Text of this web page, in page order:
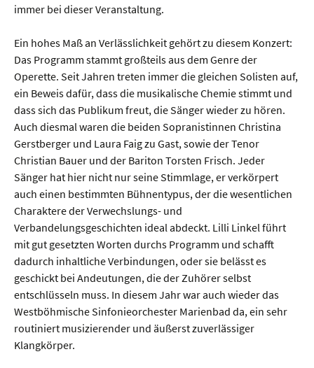
immer bei dieser Veranstaltung.
Ein hohes Maß an Verlässlichkeit gehört zu diesem Konzert:
Das Programm stammt großteils aus dem Genre der
Operette. Seit Jahren treten immer die gleichen Solisten auf,
ein Beweis dafür, dass die musikalische Chemie stimmt und
dass sich das Publikum freut, die Sänger wieder zu hören.
Auch diesmal waren die beiden Sopranistinnen Christina
Gerstberger und Laura Faig zu Gast, sowie der Tenor
Christian Bauer und der Bariton Torsten Frisch. Jeder
Sänger hat hier nicht nur seine Stimmlage, er verkörpert
auch einen bestimmten Bühnentypus, der die wesentlichen
Charaktere der Verwechslungs- und
Verbandelungsgeschichten ideal abdeckt. Lilli Linkel führt
mit gut gesetzten Worten durchs Programm und schafft
dadurch inhaltliche Verbindungen, oder sie belässt es
geschickt bei Andeutungen, die der Zuhörer selbst
entschlüsseln muss. In diesem Jahr war auch wieder das
Westböhmische Sinfonieorchester Marienbad da, ein sehr
routiniert musizierender und äußerst zuverlässiger
Klangkörper.